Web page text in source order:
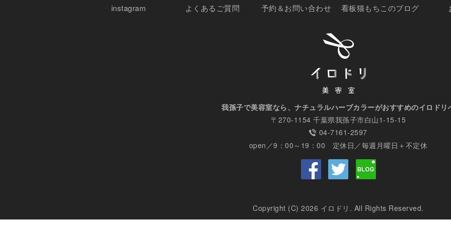
instagram
よくあるご質問 予約＆お問い合わせ 看板猫もちこのブログ
我孫子で美容室なら、ナチュラルハーブカラーがおすすめのイロドリ
〒270-1154 千葉県我孫子市白山1-15-15
04-7161-2597
open／9：00～19：00 定休日／毎週月曜日＋不定休
Copyright (C) 2026 イロドリ. All Rights Reserved.